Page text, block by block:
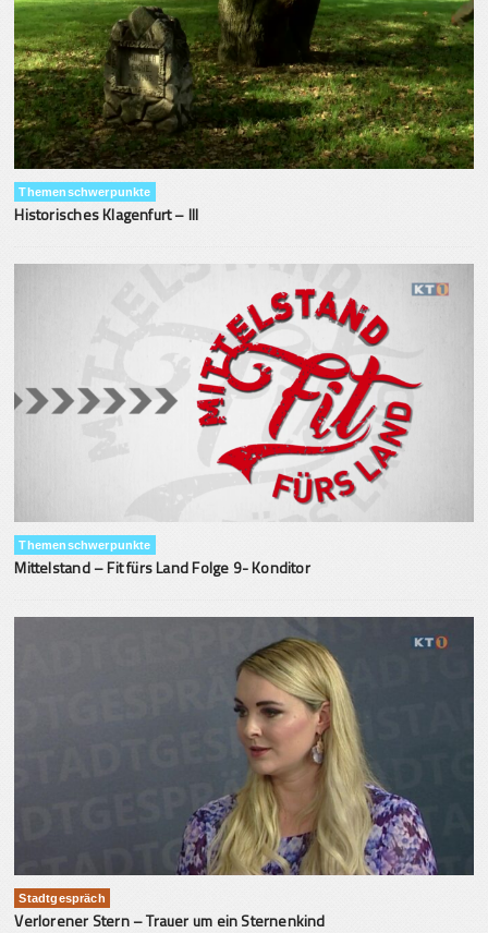
Themenschwerpunkte
Historisches Klagenfurt – III
Themenschwerpunkte
Mittelstand – Fit fürs Land Folge 9- Konditor
Stadtgespräch
Verlorener Stern – Trauer um ein Sternenkind